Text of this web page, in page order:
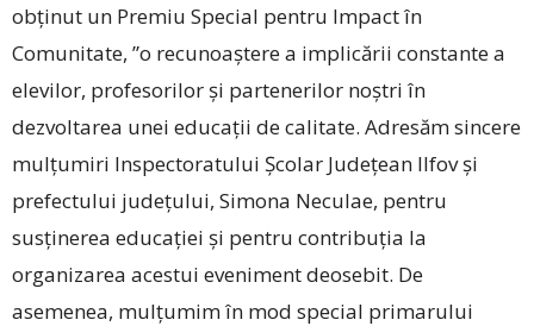
obținut un Premiu Special pentru Impact în
Comunitate, ”o recunoaștere a implicării constante a
elevilor, profesorilor și partenerilor noștri în
dezvoltarea unei educații de calitate. Adresăm sincere
mulțumiri Inspectoratului Școlar Județean Ilfov și
prefectului județului, Simona Neculae, pentru
susținerea educației și pentru contribuția la
organizarea acestui eveniment deosebit. De
asemenea, mulțumim în mod special primarului